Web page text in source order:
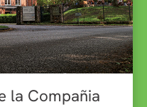
la Compañia